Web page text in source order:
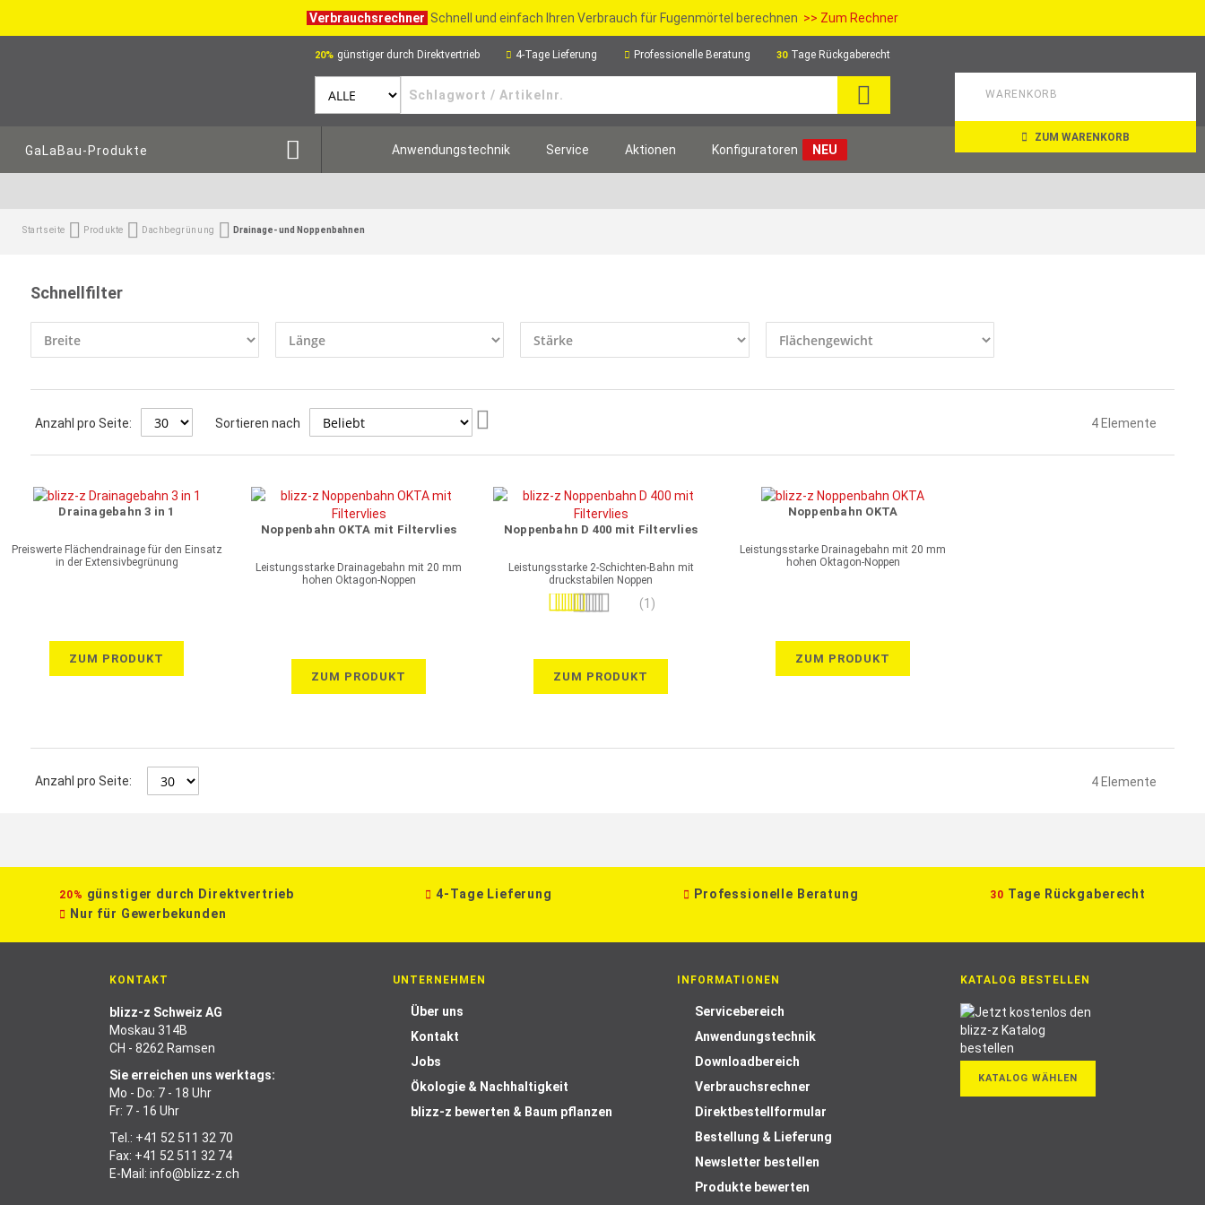
Verbrauchsrechner Schnell und einfach Ihren Verbrauch für Fugenmörtel berechnen >> Zum Rechner
20% günstiger durch Direktvertrieb 4-Tage Lieferung Professionelle Beratung 30 Tage Rückgaberecht
WARENKORB
ZUM WARENKORB
GaLaBau-Produkte Anwendungstechnik Service Aktionen Konfiguratoren NEU
Startseite Produkte Dachbegrünung Drainage- und Noppenbahnen
Schnellfilter
Anzahl pro Seite: Sortieren nach 4 Elemente
Drainagebahn 3 in 1
Preiswerte Flächendrainage für den Einsatz
in der Extensivbegrünung
ZUM PRODUKT
Noppenbahn OKTA mit Filtervlies
Leistungsstarke Drainagebahn mit 20 mm
hohen Oktagon-Noppen
ZUM PRODUKT
Noppenbahn D 400 mit Filtervlies
Leistungsstarke 2-Schichten-Bahn mit
druckstabilen Noppen
Bewertung:
(1)
ZUM PRODUKT
Noppenbahn OKTA
Leistungsstarke Drainagebahn mit 20 mm
hohen Oktagon-Noppen
ZUM PRODUKT
Anzahl pro Seite: 4 Elemente
20% günstiger durch Direktvertrieb 4-Tage Lieferung Professionelle Beratung 30 Tage Rückgaberecht
Nur für Gewerbekunden
KONTAKT
blizz-z Schweiz AG
Moskau 314B
CH - 8262 Ramsen
Sie erreichen uns werktags:
Mo - Do: 7 - 18 Uhr
Fr: 7 - 16 Uhr
Tel.: +41 52 511 32 70
Fax: +41 52 511 32 74
E-Mail: info@blizz-z.ch
UNTERNEHMEN
Über uns
Kontakt
Jobs
Ökologie & Nachhaltigkeit
blizz-z bewerten & Baum pflanzen
INFORMATIONEN
Servicebereich
Anwendungstechnik
Downloadbereich
Verbrauchsrechner
Direktbestellformular
Bestellung & Lieferung
Newsletter bestellen
Produkte bewerten
KATALOG BESTELLEN
KATALOG WÄHLEN